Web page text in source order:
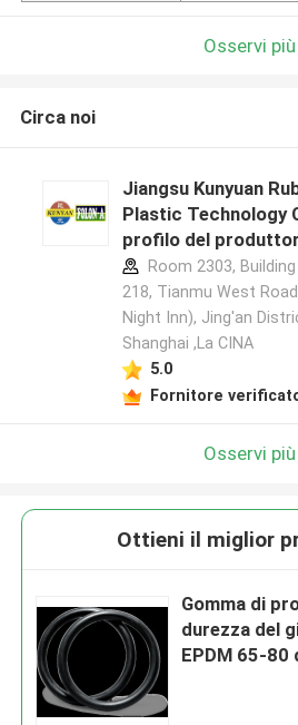
Osservi più
Circa noi
Jiangsu Kunyuan
Plastic Technology
profilo del
Room 2303, Building
218, Tianmu West
Night Inn), Jing'an
Shanghai ,La CINA
5.0
Fornitore
Osservi più
Ottieni il miglior
Gomma di
durezza del
EPDM 65-80